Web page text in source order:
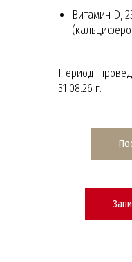
Витамин D,
Период
31.08.26 г.